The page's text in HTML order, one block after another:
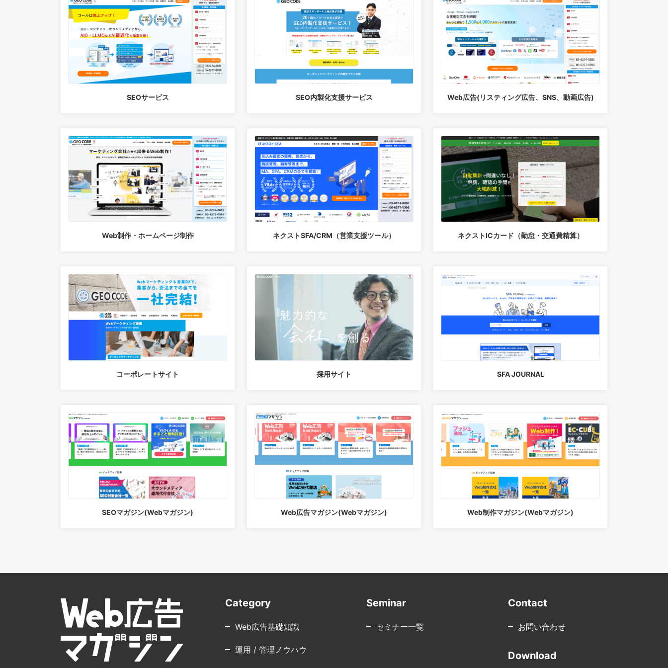
SEOサービス SEO内製化支援サービス Web広告(リスティング広告、SNS、動画広告)
Web制作・ホームページ制作 ネクストSFA/CRM（営業支援ツール） ネクストICカード（勤怠・交通費精算）
コーポレートサイト 採用サイト SFA JOURNAL
SEOマガジン(Webマガジン) Web広告マガジン(Webマガジン) Web制作マガジン(Webマガジン)
Category
Web広告基礎知識
運用 / 管理ノウハウ
Seminar
セミナー一覧
Contact
お問い合わせ
Download